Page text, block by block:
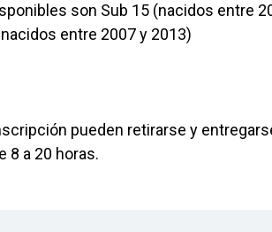
son Sub 15 (nacidos entre
entre 2007 y 2013)
pueden retirarse y
8 a 20 horas.